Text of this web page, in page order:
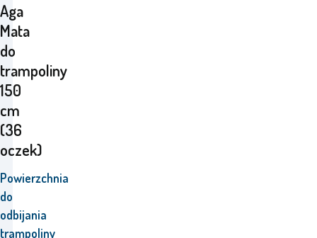
Aga
Mata
do
trampoliny
150
cm
(36
oczek)
Powierzchnia
do
odbijania
trampoliny